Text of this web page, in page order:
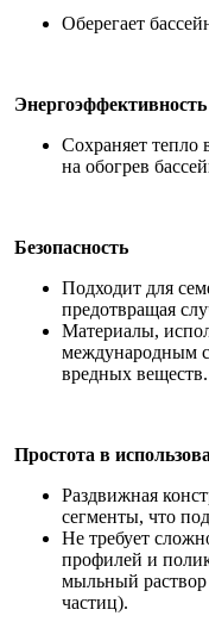
Оберегает
Энергоэффективность
Сохраняет тепло
на обогрев
Безопасность
Подходит для
предотвращая
Материалы,
международным
вредных веществ.
Простота в
Раздвижная
сегменты, что
Не требует
профилей и
мыльный
частиц).